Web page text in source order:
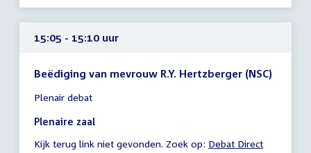
15:05 - 15:10 uur
Beëdiging van mevrouw R.Y. Hertzberger (NSC)
vergadering
15:05
15:10
Plenair debat
Plenaire zaal
Kijk terug link niet gevonden. Zoek op: External
Debat Direct